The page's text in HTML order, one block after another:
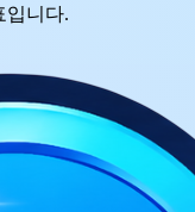
입니다.